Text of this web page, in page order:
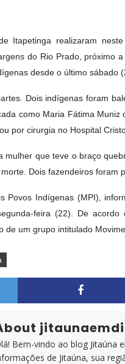
Itapetinga realizaram
do Rio Prado, próximo
desde o último sábado
Dois indígenas foram
como Maria Fátima
por cirurgia no Hospital
mulher que teve o braço
Dois fazendeiros foram
Povos Indígenas (MPI),
feira (22). De
de um grupo intitulado
Bem-vindo ao blog Jitaúna
de Jitaúna, sua